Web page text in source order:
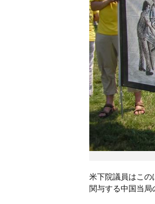
議
員
「
関
与
者
に
制
裁
科
米下院議員はこ
関与する中国当局